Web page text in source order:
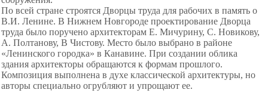
По всей стране строятся Дворцы труда для рабочих в память о
В.И. Ленине. В Нижнем Новгороде проектирование Дворца
труда было поручено архитекторам Е. Мичурину, С. Новикову,
А. Полтанову, В Чистову. Место было выбрано в районе
«Ленинского городка» в Канавине. При создании облика
здания архитекторы обращаются к формам прошлого.
Композиция выполнена в духе классической архитектуры, но
авторы специально огрубляют и упрощают ее.